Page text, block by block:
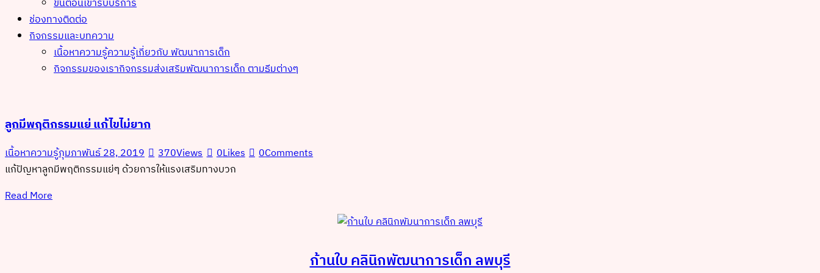
ขั้นตอนเข้ารับบริการ
ช่องทางติดต่อ
กิจกรรมและบทความ
เนื้อหาความรู้ความรู้เกี่ยวกับ พัฒนาการเด็ก
กิจกรรมของเรากิจกรรมส่งเสริมพัฒนาการเด็ก ตามธีมต่างๆ
ลูกมีพฤติกรรมแย่ แก้ไขไม่ยาก
เนื้อหาความรู้กุมภาพันธ์ 28, 2019 370Views 0Likes 0Comments
แก้ปัญหาลูกมีพฤติกรรมแย่ๆ ด้วยการให้แรงเสริมทางบวก
Read More
ก้านใบ คลินิกพัฒนาการเด็ก ลพบุรี